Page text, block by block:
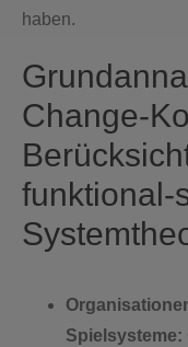
haben.
Change-
funktional-
Spielsysteme: